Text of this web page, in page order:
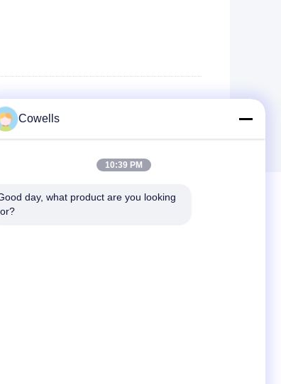
8
Cowells
10:39 PM
day, what product are you looking